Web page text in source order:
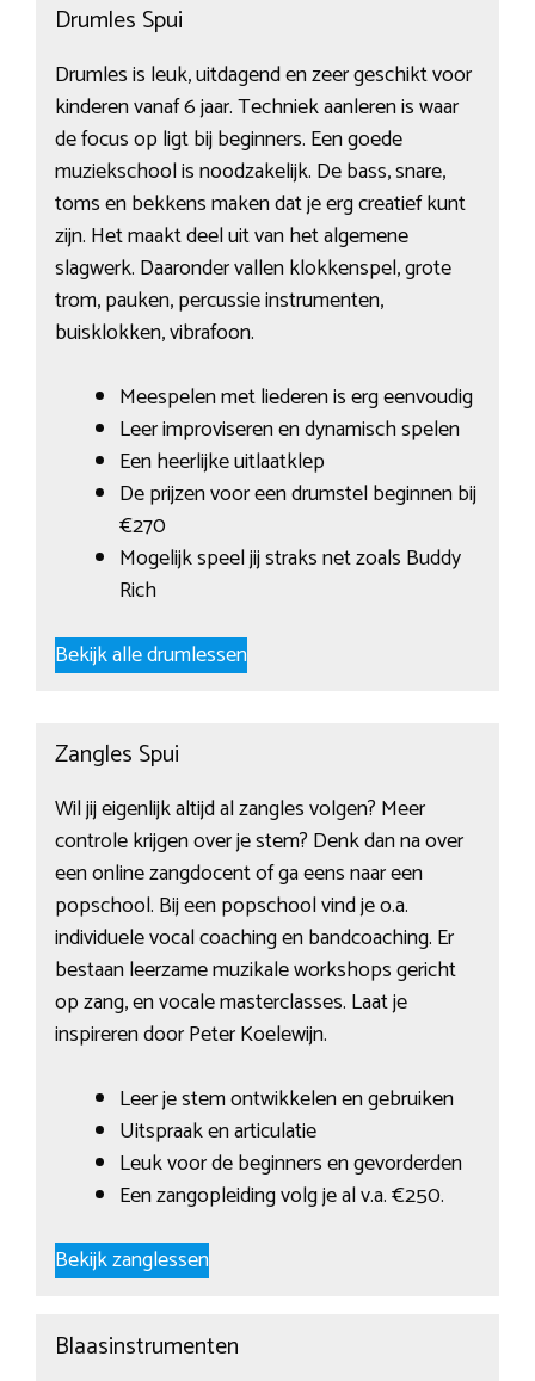
Drumles Spui
Drumles is leuk, uitdagend en zeer geschikt voor
kinderen vanaf 6 jaar. Techniek aanleren is waar
de focus op ligt bij beginners. Een goede
muziekschool is noodzakelijk. De bass, snare,
toms en bekkens maken dat je erg creatief kunt
zijn. Het maakt deel uit van het algemene
slagwerk. Daaronder vallen klokkenspel, grote
trom, pauken, percussie instrumenten,
buisklokken, vibrafoon.
Meespelen met liederen is erg eenvoudig
Leer improviseren en dynamisch spelen
Een heerlijke uitlaatklep
De prijzen voor een drumstel beginnen bij
€270
Mogelijk speel jij straks net zoals Buddy
Rich
Bekijk alle drumlessen
Zangles Spui
Wil jij eigenlijk altijd al zangles volgen? Meer
controle krijgen over je stem? Denk dan na over
een online zangdocent of ga eens naar een
popschool. Bij een popschool vind je o.a.
individuele vocal coaching en bandcoaching. Er
bestaan leerzame muzikale workshops gericht
op zang, en vocale masterclasses. Laat je
inspireren door Peter Koelewijn.
Leer je stem ontwikkelen en gebruiken
Uitspraak en articulatie
Leuk voor de beginners en gevorderden
Een zangopleiding volg je al v.a. €250.
Bekijk zanglessen
Blaasinstrumenten